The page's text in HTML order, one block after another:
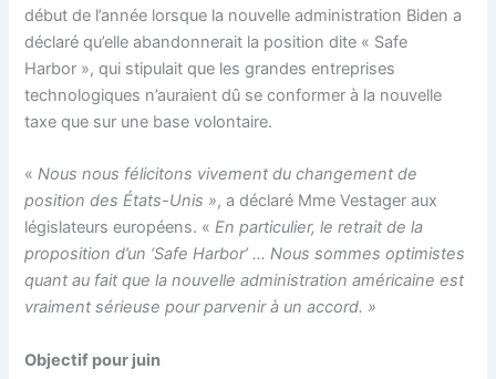
début de l’année lorsque la nouvelle administration Biden a
déclaré qu’elle abandonnerait la position dite « Safe
Harbor », qui stipulait que les grandes entreprises
technologiques n’auraient dû se conformer à la nouvelle
taxe que sur une base volontaire.
«Nous nous félicitons vivement du changement de
position des États-Unis », a déclaré Mme Vestager aux
législateurs européens. «En particulier, le retrait de la
proposition d’un ‘Safe Harbor’ … Nous sommes optimistes
quant au fait que la nouvelle administration américaine est
vraiment sérieuse pour parvenir à un accord. »
Objectif pour juin